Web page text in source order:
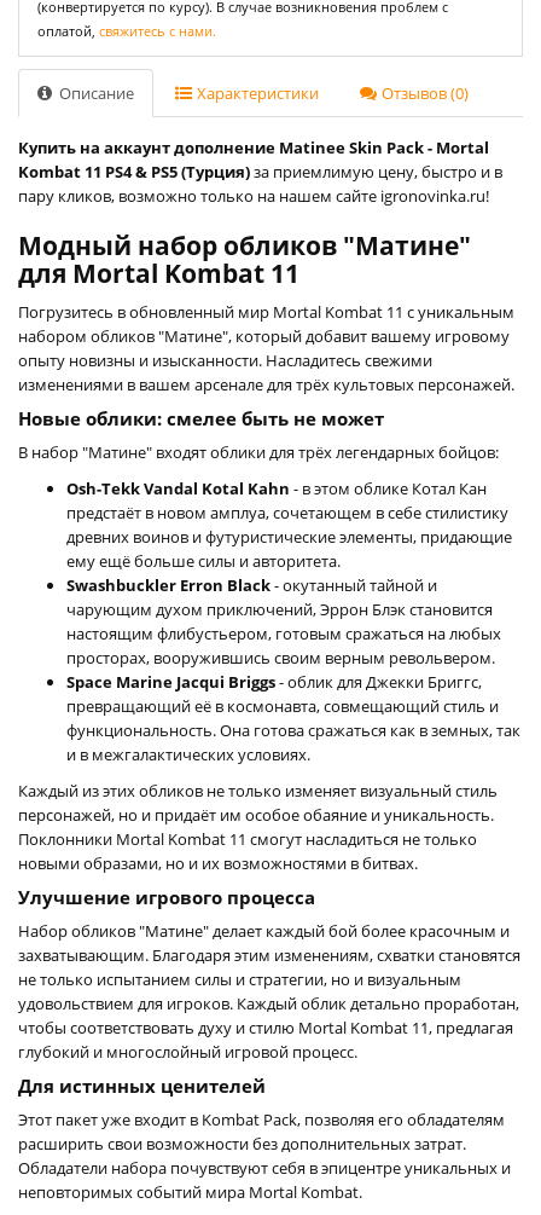
(конвертируется по курсу). В случае возникновения проблем с
оплатой, свяжитесь с нами.
Описание Характеристики Отзывов (0)
Купить на аккаунт дополнение Matinee Skin Pack - Mortal
Kombat 11 PS4 & PS5 (Турция)за приемлимую цену, быстро и в
пару кликов, возможно только на нашем сайте igronovinka.ru!
Модный набор обликов "Матине"
для Mortal Kombat 11
Погрузитесь в обновленный мир Mortal Kombat 11 с уникальным
набором обликов "Матине", который добавит вашему игровому
опыту новизны и изысканности. Насладитесь свежими
изменениями в вашем арсенале для трёх культовых персонажей.
Новые облики: смелее быть не может
В набор "Матине" входят облики для трёх легендарных бойцов:
Osh-Tekk Vandal Kotal Kahn - в этом облике Котал Кан
предстаёт в новом амплуа, сочетающем в себе стилистику
древних воинов и футуристические элементы, придающие
ему ещё больше силы и авторитета.
Swashbuckler Erron Black- окутанный тайной и
чарующим духом приключений, Эррон Блэк становится
настоящим флибустьером, готовым сражаться на любых
просторах, вооружившись своим верным револьвером.
Space Marine Jacqui Briggs- облик для Джекки Бриггс,
превращающий её в космонавта, совмещающий стиль и
функциональность. Она готова сражаться как в земных, так
и в межгалактических условиях.
Каждый из этих обликов не только изменяет визуальный стиль
персонажей, но и придаёт им особое обаяние и уникальность.
Поклонники Mortal Kombat 11 смогут насладиться не только
новыми образами, но и их возможностями в битвах.
Улучшение игрового процесса
Набор обликов "Матине" делает каждый бой более красочным и
захватывающим. Благодаря этим изменениям, схватки становятся
не только испытанием силы и стратегии, но и визуальным
удовольствием для игроков. Каждый облик детально проработан,
чтобы соответствовать духу и стилю Mortal Kombat 11, предлагая
глубокий и многослойный игровой процесс.
Для истинных ценителей
Этот пакет уже входит в Kombat Pack, позволяя его обладателям
расширить свои возможности без дополнительных затрат.
Обладатели набора почувствуют себя в эпицентре уникальных и
неповторимых событий мира Mortal Kombat.